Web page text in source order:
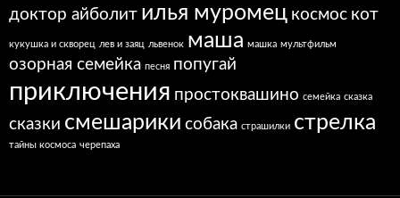
доктор айболит илья муромец космос кот
кукушка и скворец лев и заяц львенок маша машка мультфильм
озорная семейка песня попугай
приключения простоквашино семейка сказка
сказки смешарики собака страшилки стрелка
тайны космоса черепаха